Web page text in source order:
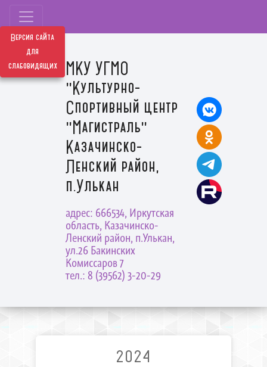
Версия сайта
для
слабовидящих
МКУ УГМО
"Культурно-
Спортивный центр
"Магистраль"
Казачинско-
Ленский район,
п.Улькан
адрес: 666534, Иркутская
область, Казачинско-
Ленский район, п.Улькан,
ул.26 Бакинских
Комиссаров 7
тел.: 8 (39562) 3-20-29
2024